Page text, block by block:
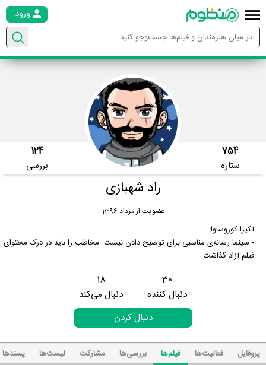
ورود
754
ستاره
124
بررسی
راد شهبازی
عضویت از مرداد 1396
آکیرا کوروساوا:
- سینما رسانه‌ی مناسبی برای توضیح دادن نیست. مخاطب را باید در درک محتوای
فیلم آزاد گذاشت.
30
دنبال کننده
18
دنبال می‌کند
دنبال کردن
پروفایل فعالیت‌ها فیلم‌ها بررسی‌ها مشارکت لیست‌ها پسند‌ها